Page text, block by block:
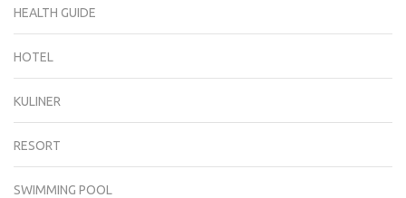
HEALTH GUIDE
HOTEL
KULINER
RESORT
SWIMMING POOL